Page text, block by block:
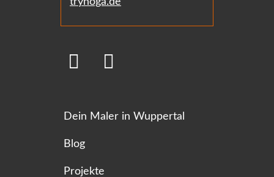
Dein Maler in Wuppertal
Blog
Projekte